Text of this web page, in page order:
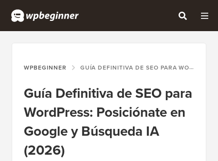
WPBEGINNER GUÍA DEFINITIVA DE SEO PARA WORDPRESS: POSICIÓNATE EN GOOGLE Y BÚSQUEDA IA (2026)
Guía Definitiva de SEO para
WordPress: Posiciónate en
Google y Búsqueda IA
(2026)